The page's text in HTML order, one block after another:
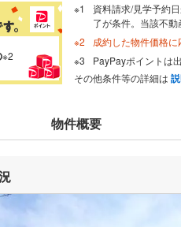
※2
資料請求/見学予約
了が条件。当該不動
成約した物件価格に
PayPayポイントは
その他条件等の詳細は
物件概要